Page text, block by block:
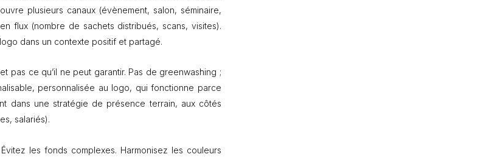
plusieurs canaux (évènement, salon, séminaire,
flux (nombre de sachets distribués, scans, visites).
dans un contexte positif et partagé.
pas ce qu’il ne peut garantir. Pas de greenwashing ;
personnalisée au logo, qui fonctionne parce
dans une stratégie de présence terrain, aux côtés
salariés).
les fonds complexes. Harmonisez les couleurs